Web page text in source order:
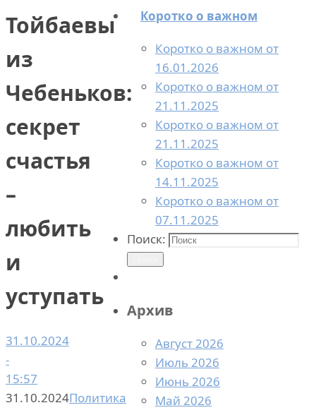
Тойбаевы
из
Чебеньков:
секрет
счастья
–
любить
и
уступать
31.10.2024
-
15:57
31.10.2024Политика
Коротко о важном
Коротко о важном от
16.01.2026
Коротко о важном от
21.11.2025
Коротко о важном от
21.11.2025
Коротко о важном от
14.11.2025
Коротко о важном от
07.11.2025
Поиск:
Архив
Август 2026
Июль 2026
Июнь 2026
Май 2026